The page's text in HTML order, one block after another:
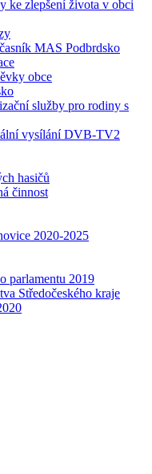
ke zlepšení života v obci
MAS Podbrdsko
obce
služby pro rodiny s
vysílání DVB-TV2
hasičů
činnost
2020-2025
parlamentu 2019
Středočeského kraje